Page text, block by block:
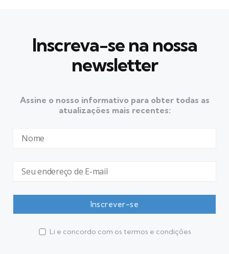
Inscreva-se na nossa
newsletter
Assine o nosso informativo para obter todas as
atualizações mais recentes:
Li e concordo com os termos e condições